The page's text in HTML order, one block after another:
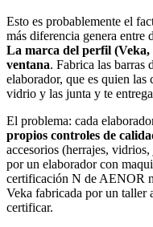
Esto es probablemente el
más diferencia genera entre
La marca del perfil
ventana. Fabrica las barras
elaborador, que es quien las
vidrio y las junta y te
El problema: cada
propios controles de
accesorios (herrajes,
por un elaborador con
certificación N de AENOR
Veka fabricada por un taller
certificar.